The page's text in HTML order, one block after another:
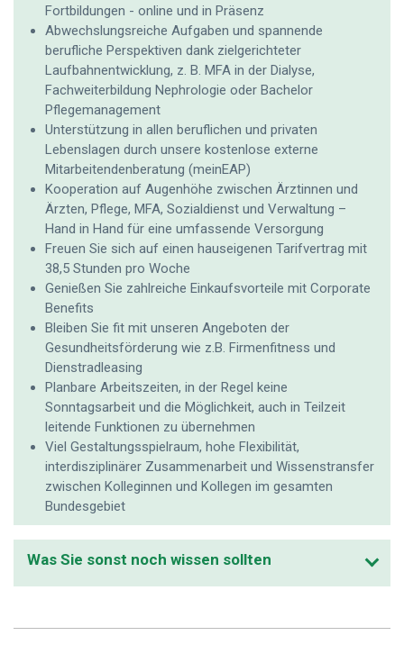
Fortbildungen - online und in Präsenz
Abwechslungsreiche Aufgaben und spannende
berufliche Perspektiven dank zielgerichteter
Laufbahnentwicklung, z. B. MFA in der Dialyse,
Fachweiterbildung Nephrologie oder Bachelor
Pflegemanagement
Unterstützung in allen beruflichen und privaten
Lebenslagen durch unsere kostenlose externe
Mitarbeitendenberatung (meinEAP)
Kooperation auf Augenhöhe zwischen Ärztinnen und
Ärzten, Pflege, MFA, Sozialdienst und Verwaltung –
Hand in Hand für eine umfassende Versorgung
Freuen Sie sich auf einen hauseigenen Tarifvertrag mit
38,5 Stunden pro Woche
Genießen Sie zahlreiche Einkaufsvorteile mit Corporate
Benefits
Bleiben Sie fit mit unseren Angeboten der
Gesundheitsförderung wie z.B. Firmenfitness und
Dienstradleasing
Planbare Arbeitszeiten, in der Regel keine
Sonntagsarbeit und die Möglichkeit, auch in Teilzeit
leitende Funktionen zu übernehmen
Viel Gestaltungsspielraum, hohe Flexibilität,
interdisziplinärer Zusammenarbeit und Wissenstransfer
zwischen Kolleginnen und Kollegen im gesamten
Bundesgebiet
Was Sie sonst noch wissen sollten